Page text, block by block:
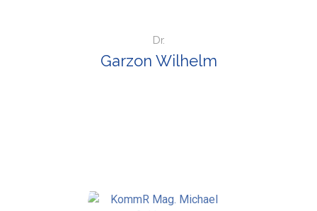
Dr.
Garzon Wilhelm